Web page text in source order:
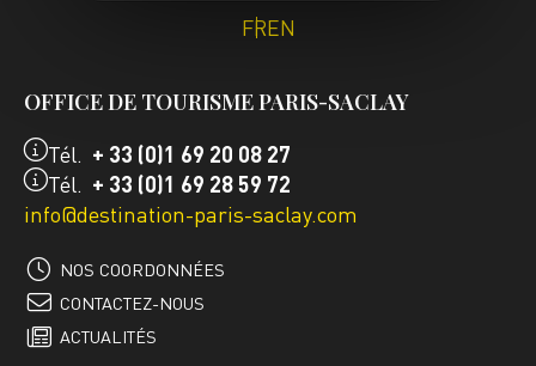
FREN
OFFICE DE TOURISME PARIS-SACLAY
Tél. + 33 (0)1 69 20 08 27
Tél. + 33 (0)1 69 28 59 72
info@destination-paris-saclay.com
NOS COORDONNÉES
CONTACTEZ-NOUS
ACTUALITÉS